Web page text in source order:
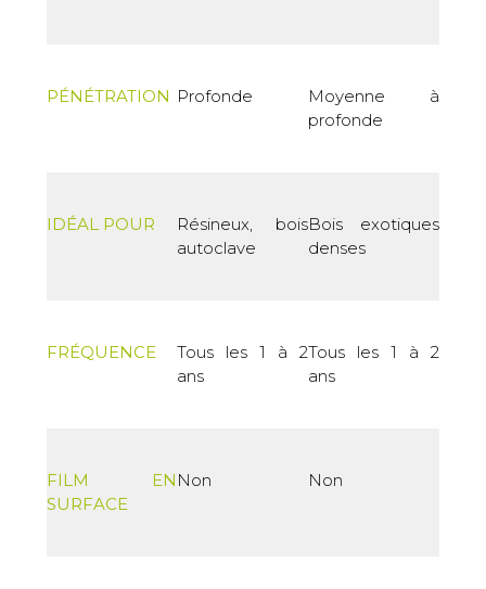
PÉNÉTRATION Profonde
Moyenne à
profonde
IDÉAL POUR
Résineux, bois
autoclave
Bois exotiques
denses
FRÉQUENCE
Tous les 1 à 2
ans
Tous les 1 à 2
ans
FILM EN
SURFACE
Non Non